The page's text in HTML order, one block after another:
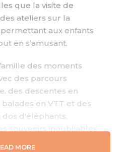
que la visite de
ateliers sur la
aux enfants
en s’amusant.
des moments
des parcours
des descentes en
en VTT et des
d'éléphants,
souvenirs inoubliables
MORE